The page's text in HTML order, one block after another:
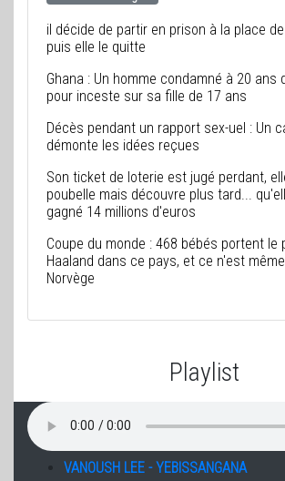
il décide de partir en prison à la place
puis elle le quitte
Ghana : Un homme condamné à 20 ans
pour inceste sur sa fille de 17 ans
Décès pendant un rapport sex-uel : Un
démonte les idées reçues
Son ticket de loterie est jugé perdant,
poubelle mais découvre plus tard...
gagné 14 millions d'euros
Coupe du monde : 468 bébés portent le
Haaland dans ce pays, et ce n'est
Norvège
Playlist
VANOUSH LEE - YEBISSANGANA